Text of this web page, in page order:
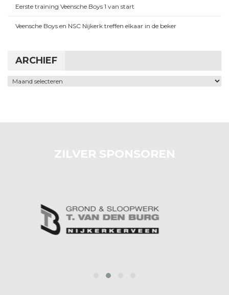
Eerste training Veensche Boys 1 van start
Veensche Boys en NSC Nijkerk treffen elkaar in de beker
ARCHIEF
Archief
ZILVER SPONSOREN
prev